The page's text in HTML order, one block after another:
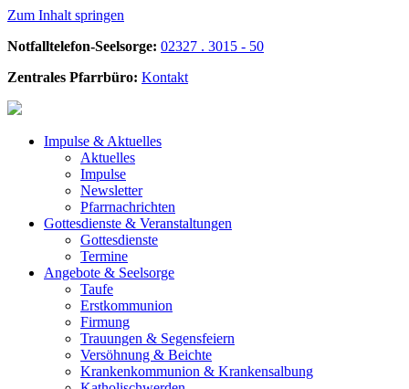
Zum Inhalt springen
Notfalltelefon-Seelsorge: 02327 . 3015 - 50
Zentrales Pfarrbüro: Kontakt
Impulse & Aktuelles
Aktuelles
Impulse
Newsletter
Pfarrnachrichten
Gottesdienste & Veranstaltungen
Gottesdienste
Termine
Angebote & Seelsorge
Taufe
Erstkommunion
Firmung
Trauungen & Segensfeiern
Versöhnung & Beichte
Krankenkommunion & Krankensalbung